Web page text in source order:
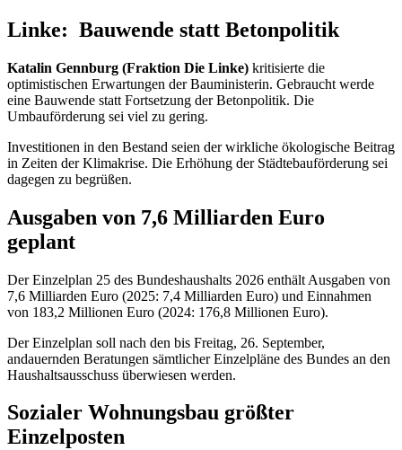
Linke: Bauwende statt Betonpolitik
Katalin Gennburg (Fraktion Die Linke) kritisierte die
optimistischen Erwartungen der Bauministerin. Gebraucht werde
eine Bauwende statt Fortsetzung der Betonpolitik. Die
Umbauförderung sei viel zu gering.
Investitionen in den Bestand seien der wirkliche ökologische Beitrag
in Zeiten der Klimakrise. Die Erhöhung der Städtebauförderung sei
dagegen zu begrüßen.
Ausgaben von 7,6 Milliarden Euro
geplant
Der Einzelplan 25 des Bundeshaushalts 2026 enthält Ausgaben von
7,6 Milliarden Euro (2025: 7,4 Milliarden Euro) und Einnahmen
von 183,2 Millionen Euro (2024: 176,8 Millionen Euro).
Der Einzelplan soll nach den bis Freitag, 26. September,
andauernden Beratungen sämtlicher Einzelpläne des Bundes an den
Haushaltsausschuss überwiesen werden.
Sozialer Wohnungsbau größter
Einzelposten